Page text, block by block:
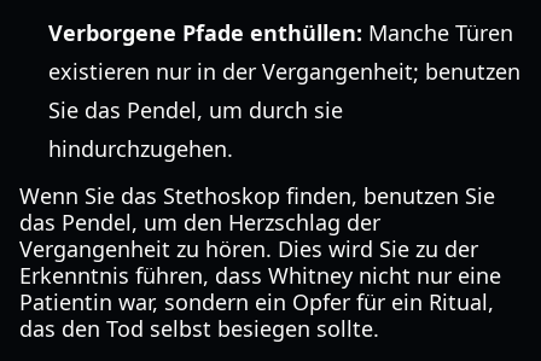
Verborgene Pfade enthüllen: Manche Türen
existieren nur in der Vergangenheit; benutzen
Sie das Pendel, um durch sie
hindurchzugehen.
Wenn Sie das Stethoskop finden, benutzen Sie
das Pendel, um den Herzschlag der
Vergangenheit zu hören. Dies wird Sie zu der
Erkenntnis führen, dass Whitney nicht nur eine
Patientin war, sondern ein Opfer für ein Ritual,
das den Tod selbst besiegen sollte.